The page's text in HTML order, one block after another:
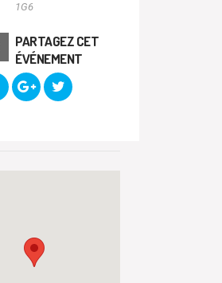
1G6
PARTAGEZ CET
ÉVÉNEMENT